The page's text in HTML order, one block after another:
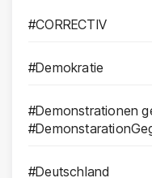
#CORRECTIV
#Demokratie
#Demonstrationen
#Deutschland